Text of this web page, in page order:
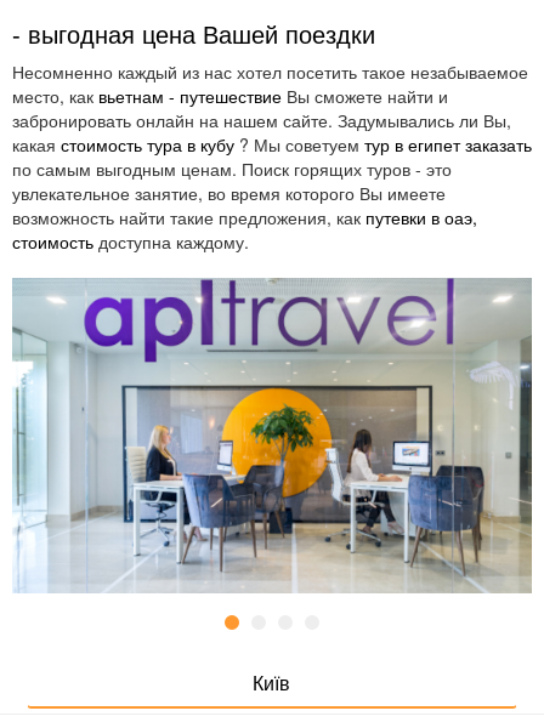
- выгодная цена Вашей поездки
Несомненно каждый из нас хотел посетить такое незабываемое
место, как вьетнам - путешествие Вы сможете найти и
забронировать онлайн на нашем сайте. Задумывались ли Вы,
какая стоимость тура в кубу ? Мы советуем тур в египет заказать
по самым выгодным ценам. Поиск горящих туров - это
увлекательное занятие, во время которого Вы имеете
возможность найти такие предложения, как путевки в оаэ,
стоимость доступна каждому.
Київ